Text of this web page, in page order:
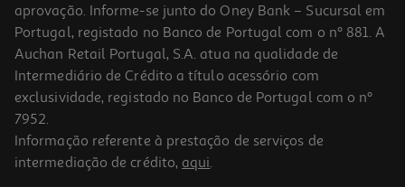
-10%
Livro A Confissão De Lúcio De Mário De Sá-Carneiro
aprovação. Informe-se junto do Oney Bank – Sucursal em
Portugal, registado no Banco de Portugal com o nº 881. A
Auchan Retail Portugal, S.A. atua na qualidade de
Intermediário de Crédito a título acessório com
exclusividade, registado no Banco de Portugal com o nº
7952.
Informação referente à prestação de serviços de
intermediação de crédito, aqui.